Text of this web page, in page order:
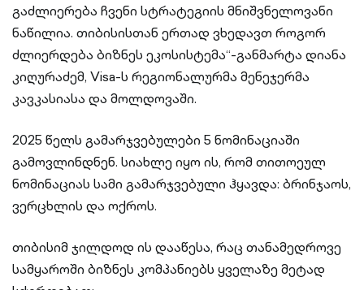
გაძლიერება ჩვენი სტრატეგიის მნიშვნელოვანი
ნაწილია. თიბისისთან ერთად ვხედავთ როგორ
ძლიერდება ბიზნეს ეკოსისტემა“-განმარტა დიანა
კიღურაძემ, Visa-ს რეგიონალურმა მენეჯერმა
კავკასიასა და მოლდოვაში.
2025 წელს გამარჯვებულები 5 ნომინაციაში
გამოვლინდნენ. სიახლე იყო ის, რომ თითოეულ
ნომინაციას სამი გამარჯვებული ჰყავდა: ბრინჯაოს,
ვერცხლის და ოქროს.
თიბისიმ ჯილდოდ ის დააწესა, რაც თანამედროვე
სამყაროში ბიზნეს კომპანიებს ყველაზე მეტად